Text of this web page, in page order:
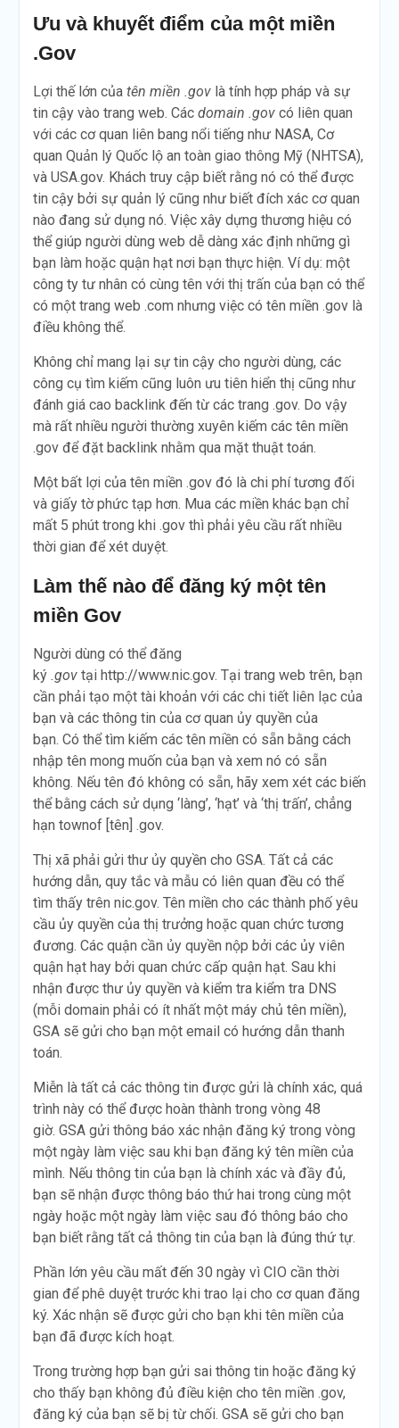
Ưu và khuyết điểm của một miền
.Gov
Lợi thế lớn của tên miền .govlà tính hợp pháp và sự
tin cậy vào trang web. Các domain .govcó liên quan
với các cơ quan liên bang nổi tiếng như NASA, Cơ
quan Quản lý Quốc lộ an toàn giao thông Mỹ (NHTSA),
và USA.gov. Khách truy cập biết rằng nó có thể được
tin cậy bởi sự quản lý cũng như biết đích xác cơ quan
nào đang sử dụng nó. Việc xây dựng thương hiệu có
thể giúp người dùng web dễ dàng xác định những gì
bạn làm hoặc quận hạt nơi bạn thực hiện. Ví dụ: một
công ty tư nhân có cùng tên với thị trấn của bạn có thể
có một trang web .com nhưng việc có tên miền .gov là
điều không thể.
Không chỉ mang lại sự tin cậy cho người dùng, các
công cụ tìm kiếm cũng luôn ưu tiên hiển thị cũng như
đánh giá cao backlink đến từ các trang .gov. Do vậy
mà rất nhiều người thường xuyên kiếm các tên miền
.gov để đặt backlink nhằm qua mặt thuật toán.
Một bất lợi của tên miền .gov đó là chi phí tương đối
và giấy tờ phức tạp hơn. Mua các miền khác bạn chỉ
mất 5 phút trong khi .gov thì phải yêu cầu rất nhiều
thời gian để xét duyệt.
Làm thế nào để đăng ký một tên
miền Gov
Người dùng có thể đăng
ký .govtại http://www.nic.gov. Tại trang web trên, bạn
cần phải tạo một tài khoản với các chi tiết liên lạc của
bạn và các thông tin của cơ quan ủy quyền của
bạn. Có thể tìm kiếm các tên miền có sẵn bằng cách
nhập tên mong muốn của bạn và xem nó có sẵn
không. Nếu tên đó không có sẵn, hãy xem xét các biến
thể bằng cách sử dụng ‘làng’, ‘hạt’ và ‘thị trấn’, chẳng
hạn townof [tên] .gov.
Thị xã phải gửi thư ủy quyền cho GSA. Tất cả các
hướng dẫn, quy tắc và mẫu có liên quan đều có thể
tìm thấy trên nic.gov. Tên miền cho các thành phố yêu
cầu ủy quyền của thị trưởng hoặc quan chức tương
đương. Các quận cần ủy quyền nộp bởi các ủy viên
quận hạt hay bởi quan chức cấp quận hạt. Sau khi
nhận được thư ủy quyền và kiểm tra kiểm tra DNS
(mỗi domain phải có ít nhất một máy chủ tên miền),
GSA sẽ gửi cho bạn một email có hướng dẫn thanh
toán.
Miễn là tất cả các thông tin được gửi là chính xác, quá
trình này có thể được hoàn thành trong vòng 48
giờ. GSA gửi thông báo xác nhận đăng ký trong vòng
một ngày làm việc sau khi bạn đăng ký tên miền của
mình. Nếu thông tin của bạn là chính xác và đầy đủ,
bạn sẽ nhận được thông báo thứ hai trong cùng một
ngày hoặc một ngày làm việc sau đó thông báo cho
bạn biết rằng tất cả thông tin của bạn là đúng thứ tự.
Phần lớn yêu cầu mất đến 30 ngày vì CIO cần thời
gian để phê duyệt trước khi trao lại cho cơ quan đăng
ký. Xác nhận sẽ được gửi cho bạn khi tên miền của
bạn đã được kích hoạt.
Trong trường hợp bạn gửi sai thông tin hoặc đăng ký
cho thấy bạn không đủ điều kiện cho tên miền .gov,
đăng ký của bạn sẽ bị từ chối. GSA sẽ gửi cho bạn